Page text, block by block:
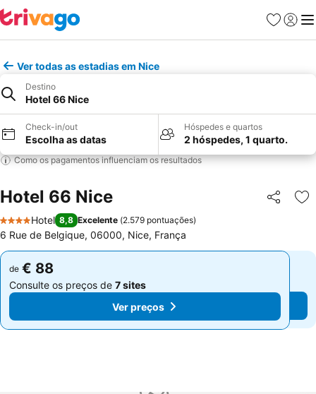
Favoritos
Iniciar
Ver todas as estadias em Nice
Destino
Hotel 66 Nice
Check-in/out
Escolha as datas
Hóspedes e quartos
2 hóspedes, 1 quarto.
Como os pagamentos influenciam os resultados
Hotel 66 Nice Partilhar
4 Estrelas
Hotel 8,8 Excelente (2.579 pontuações)
6 Rue de Belgique, 06000, Nice, França
de € 88
Consulte os preços de 7 sites
Ver preços
de € 88
Consulte os preços de 7 sites
Ver preços